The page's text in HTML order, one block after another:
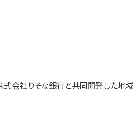
株式会社りそな銀行と共同開発した